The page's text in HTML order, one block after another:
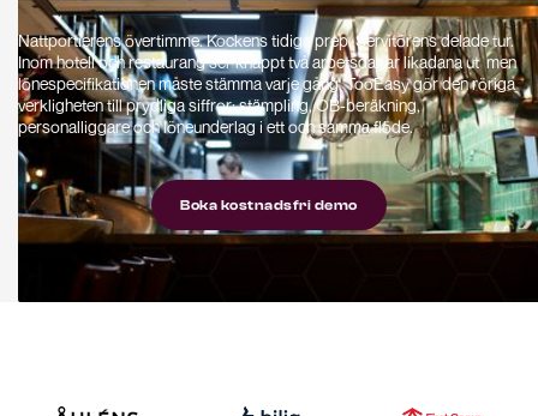
Nattportierens övertimme. Kockens tidiga prep. Servitörens delade tur.
Inom hotell och restaurang ser knappt två arbetsdagar likadana ut men
lönespecifikationen måste stämma varje gång. TooEasy gör den röriga
verkligheten till prydliga siffror: stämpling, OB-beräkning,
personalliggare och löneunderlag i ett och samma flöde.
Boka kostnadsfri demo